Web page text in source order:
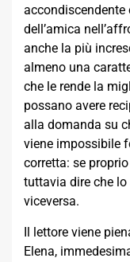
accondiscendente
dell’amica
anche la più
almeno una
che le rende la
possano avere
alla domanda su
viene impossibile
corretta: se
tuttavia dire che lo
viceversa.
Il lettore viene
Elena,